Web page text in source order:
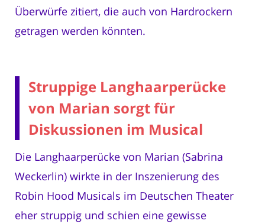
Überwürfe zitiert, die auch von Hardrockern
getragen werden könnten.
Struppige Langhaarperücke
von Marian sorgt für
Diskussionen im Musical
Die Langhaarperücke von Marian (Sabrina
Weckerlin) wirkte in der Inszenierung des
Robin Hood Musicals im Deutschen Theater
eher struppig und schien eine gewisse